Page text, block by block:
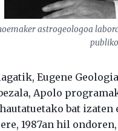
astrogeologoa
Eugene
Apolo
bat izaten
1987an hil